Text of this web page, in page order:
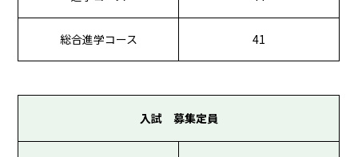
総合進学コース 41
入試 募集定員